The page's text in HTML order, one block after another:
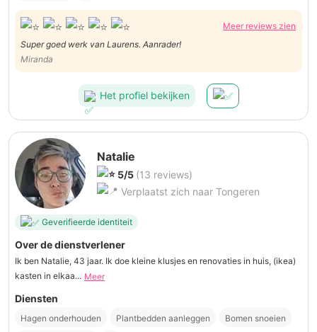
Meer reviews zien
Super goed werk van Laurens. Aanrader!
Miranda
Het profiel bekijken
Natalie
5/5 (13 reviews)
Verplaatst zich naar Tongeren
Geverifieerde identiteit
Over de dienstverlener
Ik ben Natalie, 43 jaar. Ik doe kleine klusjes en renovaties in huis, (ikea)
kasten in elkaa... Meer
Diensten
Hagen onderhouden Plantbedden aanleggen Bomen snoeien